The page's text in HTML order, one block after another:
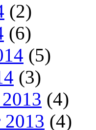
(2)
(6)
(5)
(3)
(4)
2013 (4)